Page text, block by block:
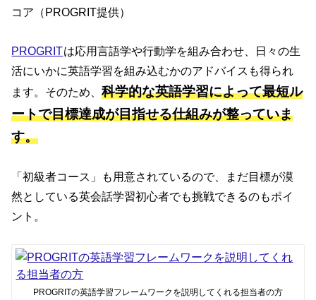
コア（PROGRIT提供）
PROGRITは応用言語学や行動学を組み合わせ、日々の生
活にいかに英語学習を組み込むかのアドバイスも得られ
ます。そのため、科学的な英語学習によって最短ル
ートで目標達成が目指せる仕組みが整っていま
す。
「初級者コース」も用意されているので、まだ目標が漠
然としている英会話学習初心者でも挑戦できるのもポイ
ント。
PROGRITの英語学習フレームワークを説明してくれる担当者の方